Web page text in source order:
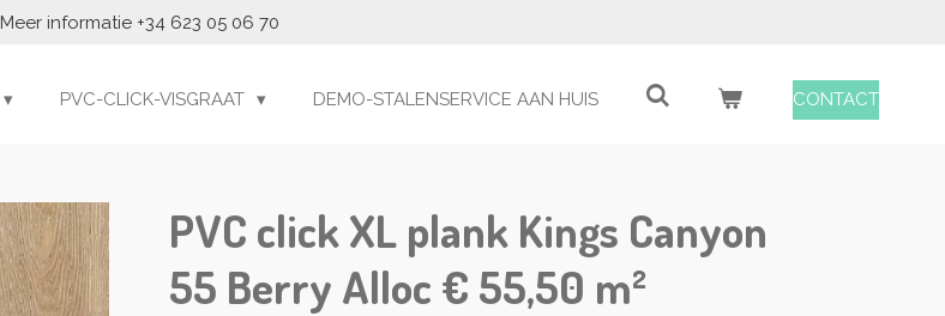
Meer informatie +34 623 05 06 70
PVC-CLICK-VISGRAAT DEMO-STALENSERVICE AAN HUIS CONTACT
PVC click XL plank Kings Canyon
55 Berry Alloc € 55,50 m²